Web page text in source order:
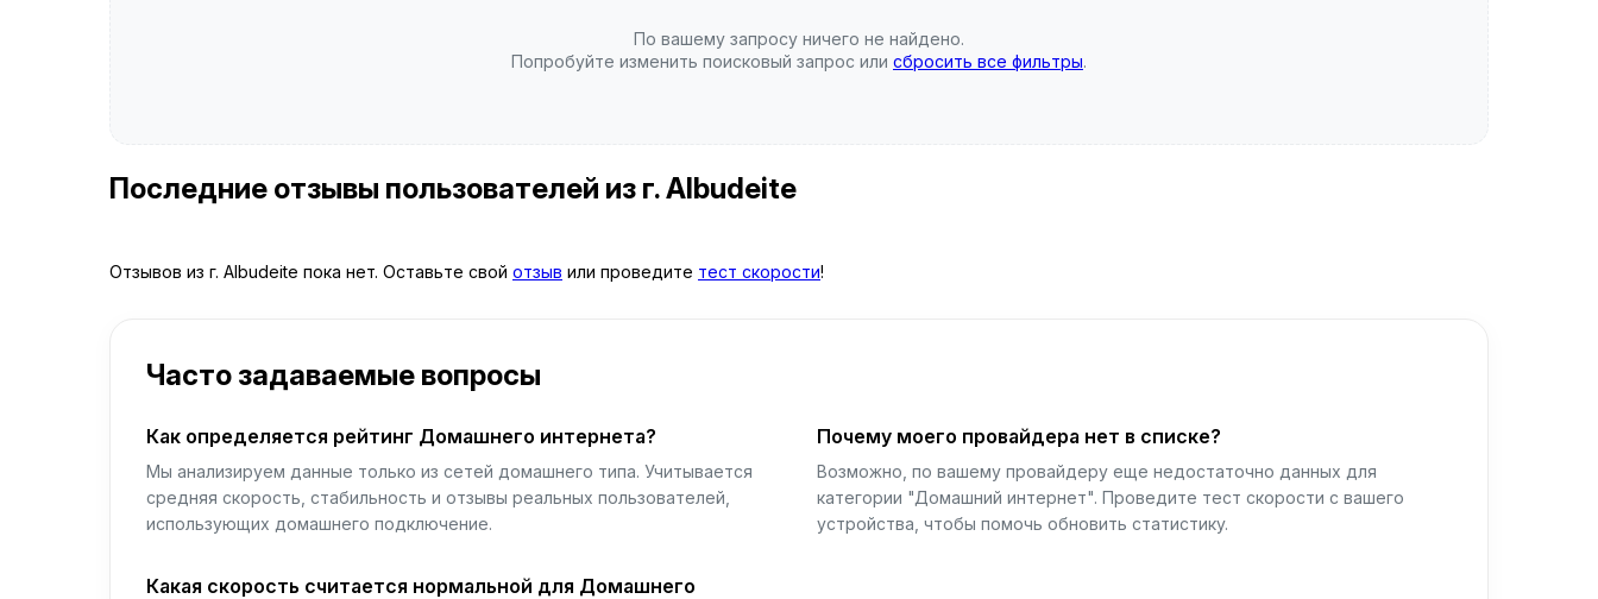
По вашему запросу ничего не найдено.
Попробуйте изменить поисковый запрос или сбросить все фильтры.
Последние отзывы пользователей из г. Albudeite
Отзывов из г. Albudeite пока нет. Оставьте свой отзыв или проведите тест скорости!
Часто задаваемые вопросы
Как определяется рейтинг Домашнего интернета?
Мы анализируем данные только из сетей домашнего типа. Учитывается
средняя скорость, стабильность и отзывы реальных пользователей,
использующих домашнего подключение.
Почему моего провайдера нет в списке?
Возможно, по вашему провайдеру еще недостаточно данных для
категории "Домашний интернет". Проведите тест скорости с вашего
устройства, чтобы помочь обновить статистику.
Какая скорость считается нормальной для Домашнего